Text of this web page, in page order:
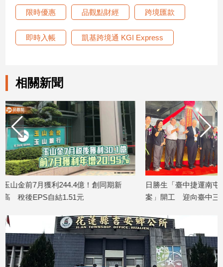
戲
運
動
寵
影
音
專
區
合
作
媒
投
稿
限時優惠 品觀點財經 跨境匯款
即時入帳 凱基跨境通 KGI Express
相關新聞
日勝生「臺中捷運南屯站(G11)土地開發
案」開工 迎向臺中三軌時代
金研院、集保
TISA金融教育